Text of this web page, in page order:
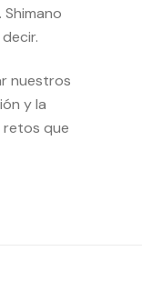
nuestros
y la
retos que